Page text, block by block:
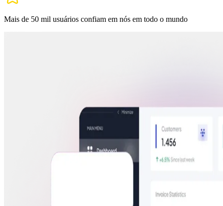
Mais de 50 mil usuários confiam em nós em todo o mundo